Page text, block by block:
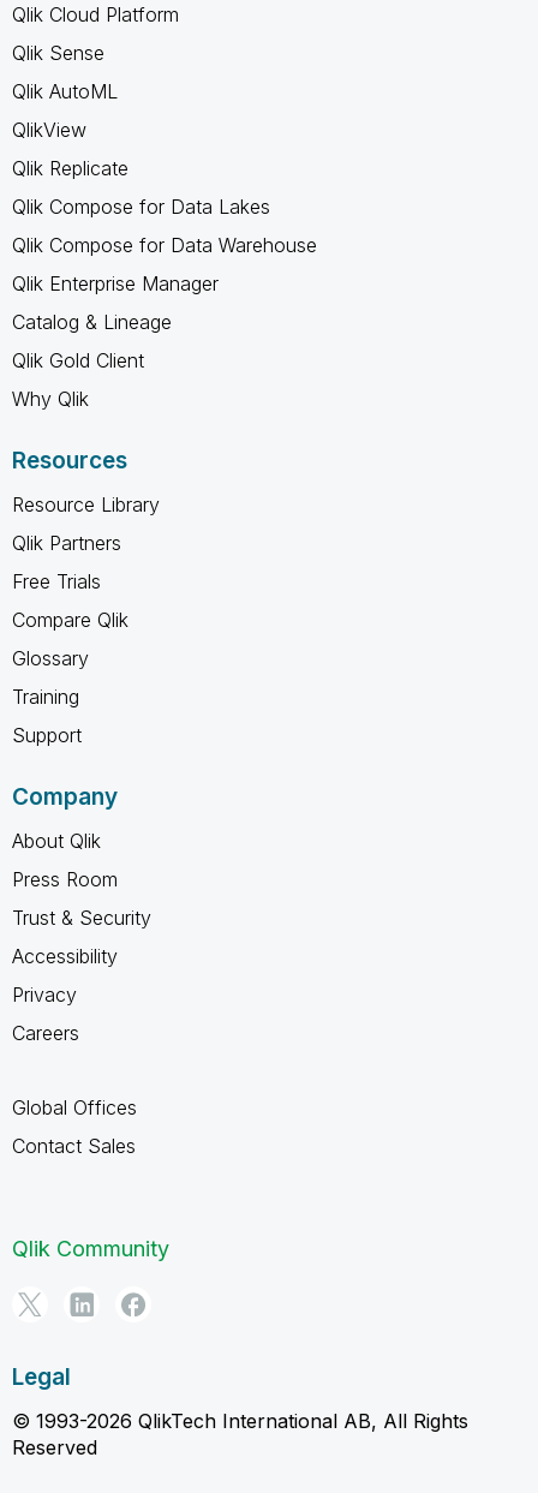
Qlik Cloud Platform
Qlik Sense
Qlik AutoML
QlikView
Qlik Replicate
Qlik Compose for Data Lakes
Qlik Compose for Data Warehouse
Qlik Enterprise Manager
Catalog & Lineage
Qlik Gold Client
Why Qlik
Resources
Resource Library
Qlik Partners
Free Trials
Compare Qlik
Glossary
Training
Support
Company
About Qlik
Press Room
Trust & Security
Accessibility
Privacy
Careers
Global Offices
Contact Sales
Qlik Community
Legal
© 1993-2026 QlikTech International AB, All Rights
Reserved